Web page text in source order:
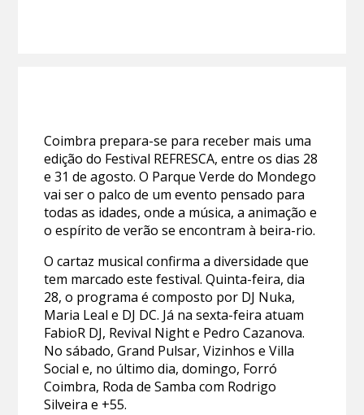
Coimbra prepara-se para receber mais uma
edição do Festival REFRESCA, entre os dias 28
e 31 de agosto. O Parque Verde do Mondego
vai ser o palco de um evento pensado para
todas as idades, onde a música, a animação e
o espírito de verão se encontram à beira-rio.
O cartaz musical confirma a diversidade que
tem marcado este festival. Quinta-feira, dia
28, o programa é composto por DJ Nuka,
Maria Leal e DJ DC. Já na sexta-feira atuam
FabioR DJ, Revival Night e Pedro Cazanova.
No sábado, Grand Pulsar, Vizinhos e Villa
Social e, no último dia, domingo, Forró
Coimbra, Roda de Samba com Rodrigo
Silveira e +55.